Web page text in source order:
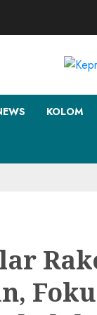
KOLOM